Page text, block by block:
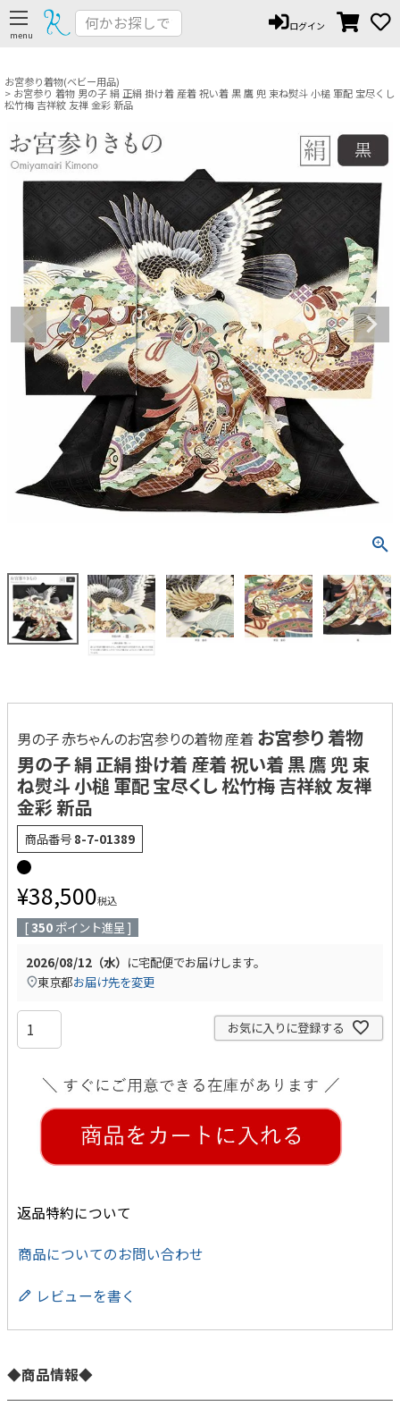
ログイン
お宮参り着物(ベビー用品)
お宮参り 着物 男の子 絹 正絹 掛け着 産着 祝い着 黒 鷹 兜 束ね熨斗 小槌 軍配 宝尽くし
松竹梅 吉祥紋 友禅 金彩 新品
男の子 赤ちゃんのお宮参りの着物 産着 お宮参り 着物
男の子 絹 正絹 掛け着 産着 祝い着 黒 鷹 兜 束
ね熨斗 小槌 軍配 宝尽くし 松竹梅 吉祥紋 友禅
金彩 新品
商品番号 8-7-01389
¥38,500税込
[350 ポイント進呈 ]
2026/08/12（水） に宅配便でお届けします。
東京都お届け先を変更
お気に入りに登録する
返品特約について
商品についてのお問い合わせ
レビューを書く
◆商品情報◆
ペー
ジト